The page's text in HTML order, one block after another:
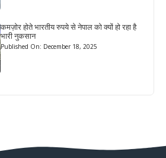
कमज़ोर होते भारतीय रुपये से नेपाल को क्यों हो रहा है
भारी नुकसान
Published On: December 18, 2025